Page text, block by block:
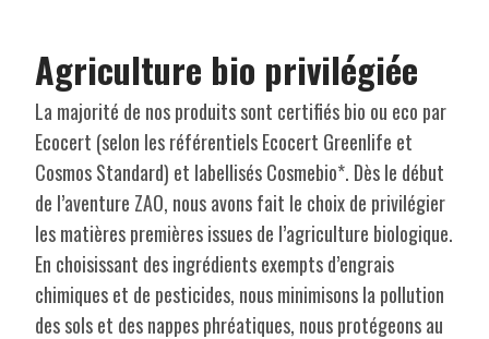
Agriculture bio privilégiée
La majorité de nos produits sont certifiés bio ou eco par
Ecocert (selon les référentiels Ecocert Greenlife et
Cosmos Standard) et labellisés Cosmebio*. Dès le début
de l’aventure ZAO, nous avons fait le choix de privilégier
les matières premières issues de l’agriculture biologique.
En choisissant des ingrédients exempts d’engrais
chimiques et de pesticides, nous minimisons la pollution
des sols et des nappes phréatiques, nous protégeons au